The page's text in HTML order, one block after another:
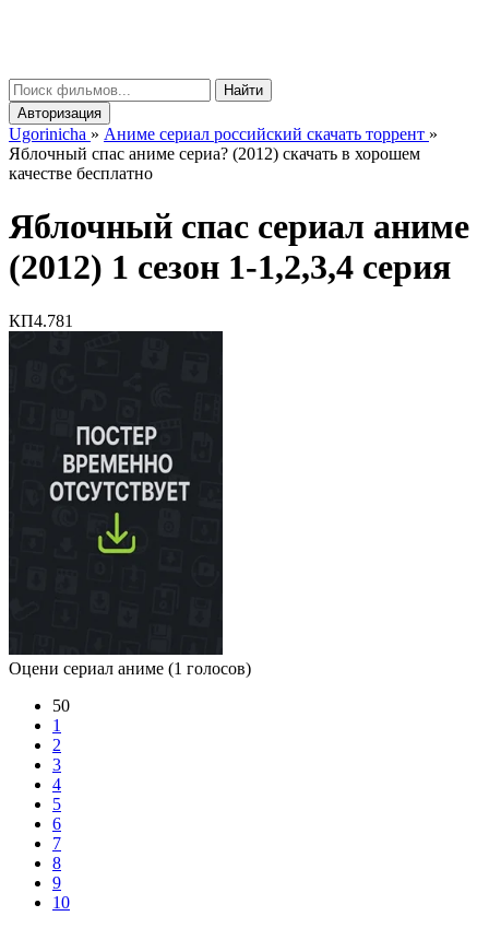
Найти
Авторизация
Ugorinicha » Аниме сериал российский скачать торрент »
Яблочный спас аниме сериа? (2012) скачать в хорошем
качестве бесплатно
Яблочный спас сериал аниме
(2012) 1 сезон 1-1,2,3,4 серия
КП4.781
Оцени сериал аниме (1 голосов)
50
1
2
3
4
5
6
7
8
9
10